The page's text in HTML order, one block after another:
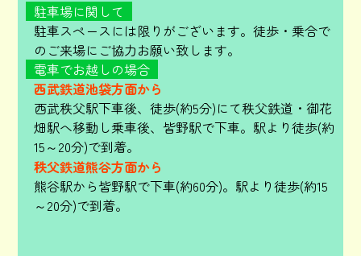
駐車場に関して
駐車スペースには限りがございます。徒歩・乗合で
のご来場にご協力お願い致します。
電車でお越しの場合
西武鉄道池袋方面から
西武秩父駅下車後、徒歩(約5分)にて秩父鉄道・御花
畑駅へ移動し乗車後、皆野駅で下車。駅より徒歩(約
15～20分)で到着。
秩父鉄道熊谷方面から
熊谷駅から皆野駅で下車(約60分)。駅より徒歩(約15
～20分)で到着。